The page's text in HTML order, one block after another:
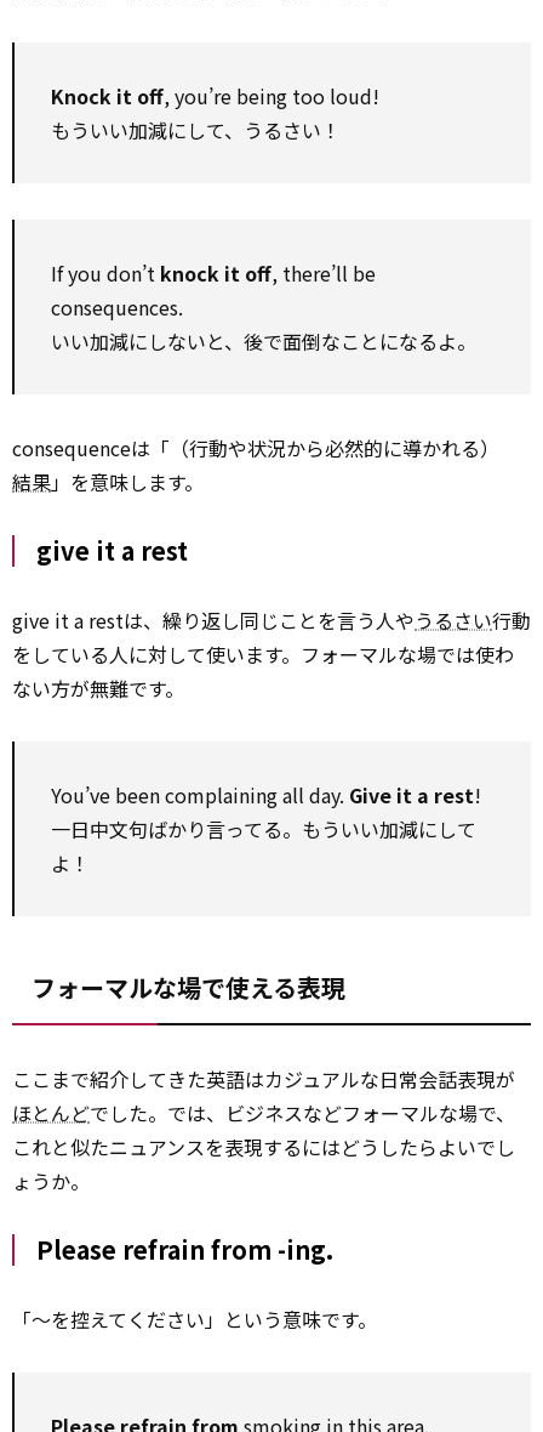
Knock it off, you’re being too loud!
もういい加減にして、うるさい！
If you don’t knock it off, there’ll be
consequences.
いい加減にしないと、後で面倒なことになるよ。
consequenceは「（行動や状況から必然的に導かれる）
結果」を意味します。
give it a rest
give it a restは、繰り返し同じことを言う人やうるさい行動
をしている人に対して使います。フォーマルな場では使わ
ない方が無難です。
You’ve been complaining all day. Give it a rest!
一日中文句ばかり言ってる。もういい加減にして
よ！
フォーマルな場で使える表現
ここまで紹介してきた英語はカジュアルな日常会話表現が
ほとんどでした。では、ビジネスなどフォーマルな場で、
これと似たニュアンスを表現するにはどうしたらよいでし
ょうか。
Please refrain from -ing.
「～を控えてください」という意味です。
Please refrain from smoking in this area.